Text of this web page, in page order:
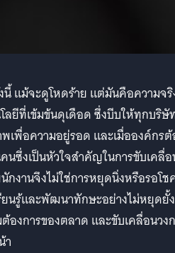
นี้ แม้จะดูโหดร้าย แต่มันคือความจ
ลยีที่เข้มข้นดุเดือด ซึ่งบีบให้ทุกบริษั
เพื่อความอยู่รอด และเมื่อองค์กร
นซึ่งเป็นหัวใจสำคัญในการขับเคลื่
กงานจึงไม่ใช่การหยุดนิ่งหรือรอโช
นรู้และพัฒนาทักษะอย่างไม่หยุดยั้ง
งการของตลาด และขับเคลื่อนวง
า